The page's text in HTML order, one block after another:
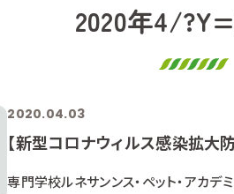
2020年4/
2020.04.03
【新型コロナウィルス感染拡大
専門学校ルネサンンス・ペット・アカ